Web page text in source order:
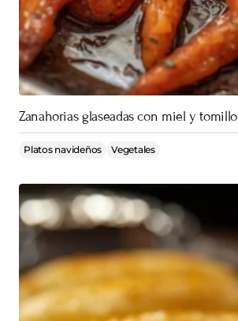
Zanahorias glaseadas con miel y tomillo
Platos navideños Vegetales